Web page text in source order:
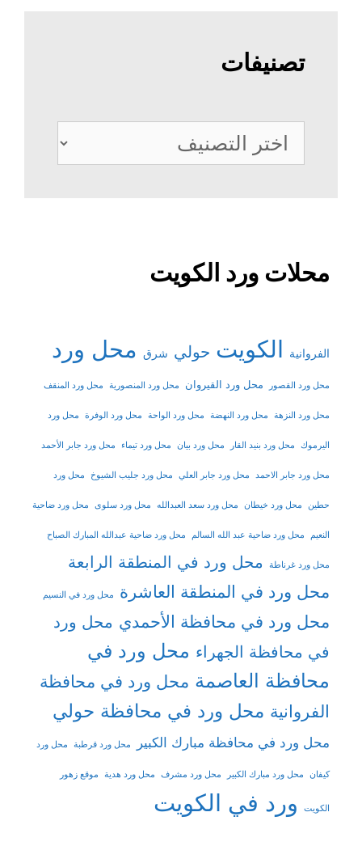
تصنيفات
تصنيفات
محلات ورد الكويت
الفروانية الكويت حولي شرق محل ورد
محل ورد القصور محل ورد القيروان محل ورد المنصورية محل ورد المنقف
محل ورد النزهة محل ورد النهضة محل ورد الواحة محل ورد الوفرة محل ورد
اليرموك محل ورد بنيد القار محل ورد بيان محل ورد تيماء محل ورد جابر الأحمد
محل ورد جابر الاحمد محل ورد جابر العلي محل ورد جليب الشيوخ محل ورد
حطين محل ورد خيطان محل ورد سعد العبدالله محل ورد سلوى محل ورد ضاحية
النعيم محل ورد ضاحية عبد الله السالم محل ورد ضاحية عبدالله المبارك الصباح
محل ورد غرناطة
محل ورد في المنطقة الرابعة
محل ورد في المنطقة العاشرة
محل ورد في النسيم
محل ورد في محافظة الأحمدي محل ورد
في محافظة الجهراء محل ورد في
محافظة العاصمة محل ورد في محافظة
الفروانية محل ورد في محافظة حولي
محل ورد في محافظة مبارك الكبير محل ورد قرطبة محل ورد
كيفان محل ورد مبارك الكبير محل ورد مشرف محل ورد هدية موقع زهور
الكويت ورد في الكويت